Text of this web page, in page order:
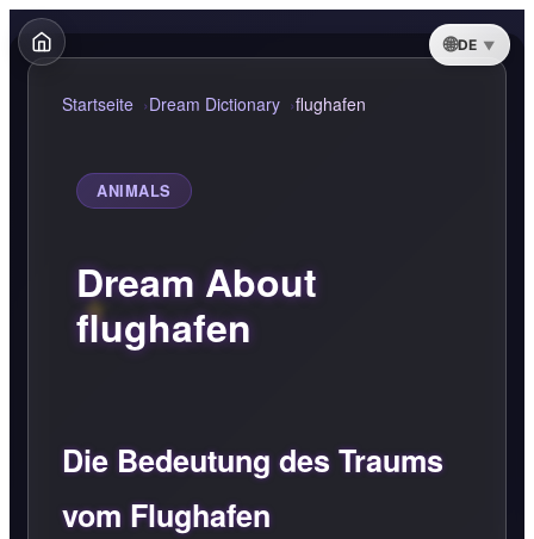
DE
Startseite Dream Dictionary flughafen
ANIMALS
Dream About
flughafen
Die Bedeutung des Traums
vom Flughafen